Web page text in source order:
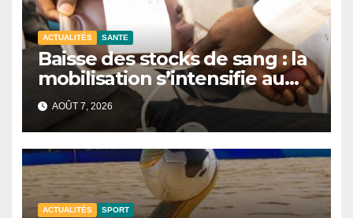
ACTUALITÉS SANTE
Baisse des stocks de sang : la
mobilisation s’intensifie au
CNTS de Dakar.
AOÛT 7, 2026
ACTUALITÉS SPORT